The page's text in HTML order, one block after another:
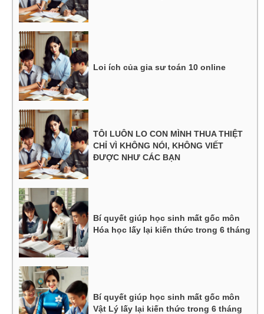
Loi ích của gia sư toán 10 online
TÔI LUÔN LO CON MÌNH THUA THIỆT
CHỈ VÌ KHÔNG NÓI, KHÔNG VIẾT
ĐƯỢC NHƯ CÁC BẠN
Bí quyết giúp học sinh mất gốc môn
Hóa học lấy lại kiến thức trong 6 tháng
Bí quyết giúp học sinh mất gốc môn
Vật Lý lấy lại kiến thức trong 6 tháng